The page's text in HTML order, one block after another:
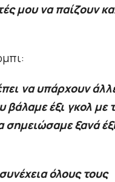
μου να παίζουν
να υπάρχουν
έξι γκολ με
ξανά
όλους τους